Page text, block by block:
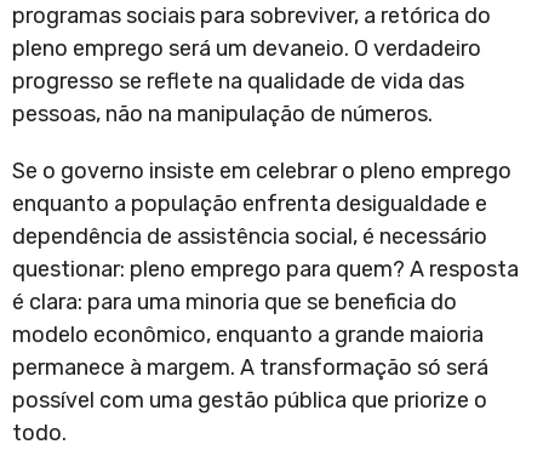
programas sociais para sobreviver, a retórica do
pleno emprego será um devaneio. O verdadeiro
progresso se reflete na qualidade de vida das
pessoas, não na manipulação de números.
Se o governo insiste em celebrar o pleno emprego
enquanto a população enfrenta desigualdade e
dependência de assistência social, é necessário
questionar: pleno emprego para quem? A resposta
é clara: para uma minoria que se beneficia do
modelo econômico, enquanto a grande maioria
permanece à margem. A transformação só será
possível com uma gestão pública que priorize o
todo.